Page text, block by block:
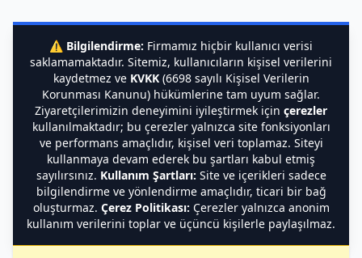
⚠️ Bilgilendirme: Firmamız hiçbir kullanıcı verisi
saklamamaktadır. Sitemiz, kullanıcıların kişisel verilerini
kaydetmez ve KVKK(6698 sayılı Kişisel Verilerin
Korunması Kanunu) hükümlerine tam uyum sağlar.
Ziyaretçilerimizin deneyimini iyileştirmek için çerezler
kullanılmaktadır; bu çerezler yalnızca site fonksiyonları
ve performans amaçlıdır, kişisel veri toplamaz. Siteyi
kullanmaya devam ederek bu şartları kabul etmiş
sayılırsınız. Kullanım Şartları: Site ve içerikleri sadece
bilgilendirme ve yönlendirme amaçlıdır, ticari bir bağ
oluşturmaz. Çerez Politikası: Çerezler yalnızca anonim
kullanım verilerini toplar ve üçüncü kişilerle paylaşılmaz.